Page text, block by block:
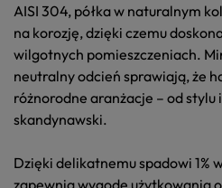
AISI 304, półka w naturalnym
na korozję, dzięki czemu
wilgotnych pomieszczeniach.
neutralny odcień sprawiają, że
różnorodne aranżacje – od
skandynawski.
Dzięki delikatnemu spadowi 1%